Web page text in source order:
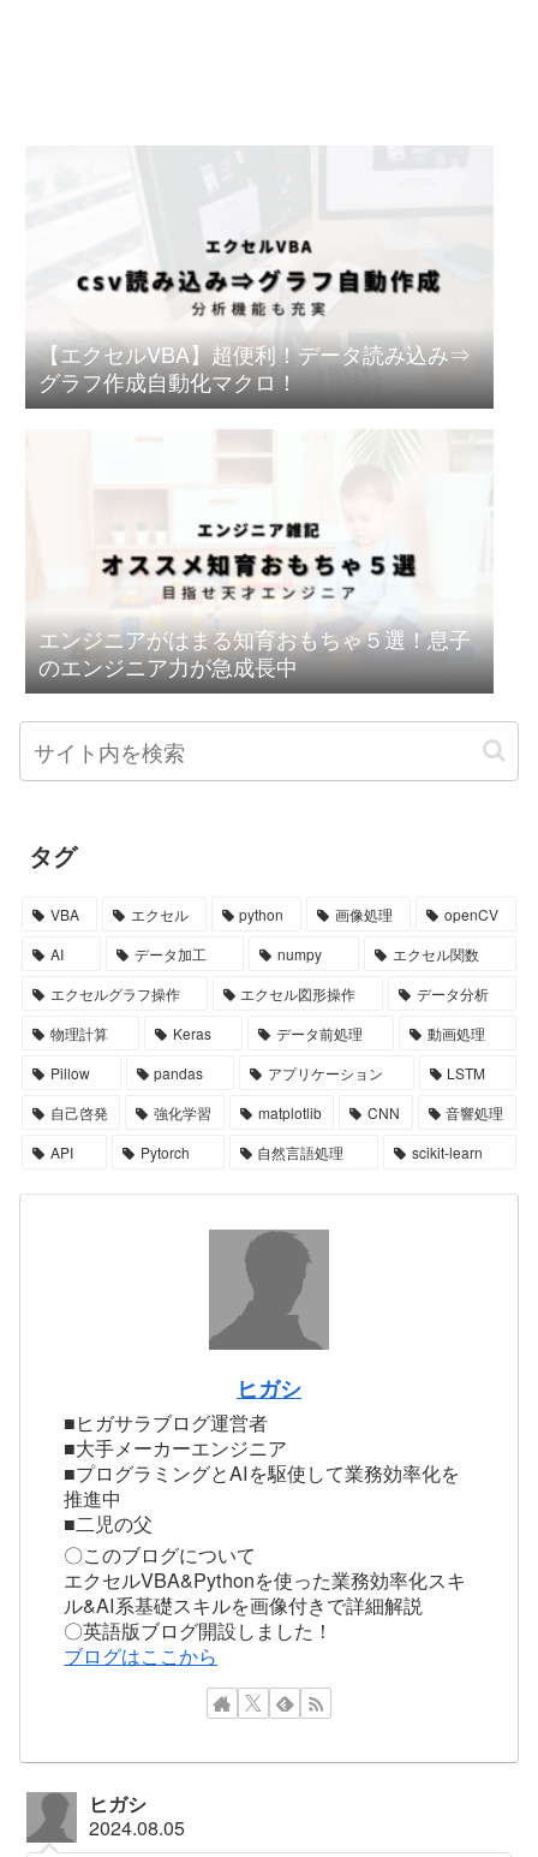
【エクセルVBA】超便利！データ読み込み⇒
グラフ作成自動化マクロ！
エンジニアがはまる知育おもちゃ５選！息子
のエンジニア力が急成長中
タグ
VBA エクセル python 画像処理
openCV
AI
データ加工 numpy
エクセル関数
エクセルグラフ操作
エクセル図形操作
データ分析
物理計算
Keras データ前処理
動画処理
Pillow
pandas アプリケーション
LSTM
自己啓発
強化学習 matplotlib CNN
音響処理
API
Pytorch 自然言語処理 scikit-learn
ヒガシ
■ヒガサラブログ運営者
■大手メーカーエンジニア
■プログラミングとAIを駆使して業務効率化を
推進中
■二児の父
〇このブログについて
エクセルVBA&Pythonを使った業務効率化スキ
ル&AI系基礎スキルを画像付きで詳細解説
〇英語版ブログ開設しました！
ブログはここから
ヒガシ
2024.08.05